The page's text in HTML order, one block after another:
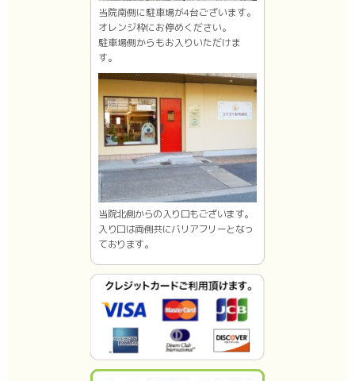
当院南側に駐車場が4台ございます。
オレンジ枠にお停めください。
駐車場側からもお入りいただけま
す。
当院北側からの入り口もございます。
入り口は両側共にバリアフリーとなっ
ております。